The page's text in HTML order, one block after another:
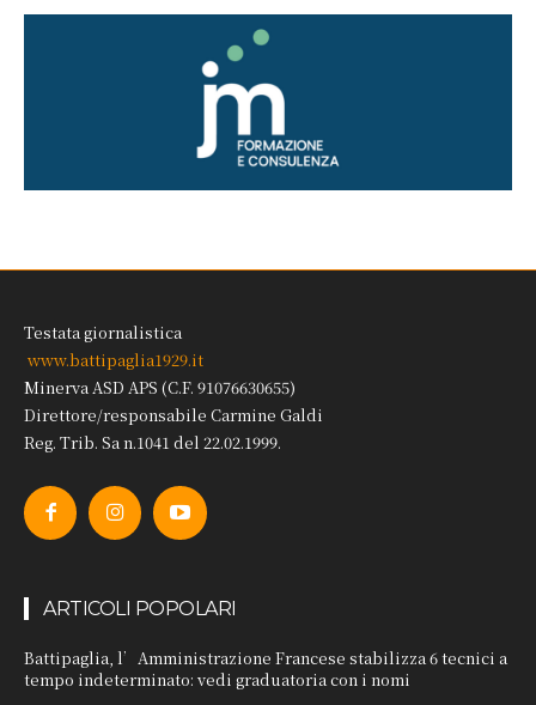
Testata giornalistica
www.battipaglia1929.it
Minerva ASD APS (C.F. 91076630655)
Direttore/responsabile Carmine Galdi
Reg. Trib. Sa n.1041 del 22.02.1999.
ARTICOLI POPOLARI
Battipaglia, l’Amministrazione Francese stabilizza 6 tecnici a
tempo indeterminato: vedi graduatoria con i nomi